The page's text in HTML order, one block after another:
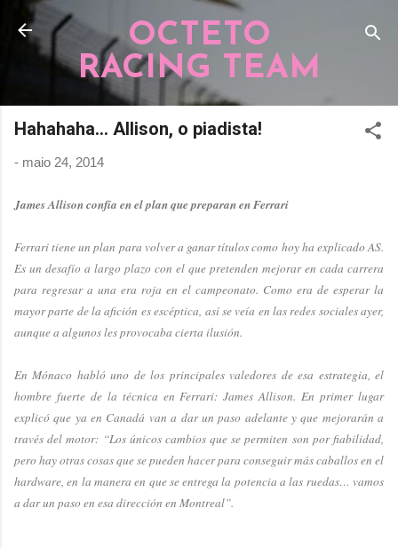
Pular para o conteúdo principal
OCTETO
RACING TEAM
Hahahaha... Allison, o piadista!
- maio 24, 2014
James Allison confía en el plan que preparan en Ferrari
Ferrari tiene un plan para volver a ganar títulos como hoy ha explicado AS.
Es un desafío a largo plazo con el que pretenden mejorar en cada carrera
para regresar a una era roja en el campeonato. Como era de esperar la
mayor parte de la afición es escéptica, así se veía en las redes sociales ayer,
aunque a algunos les provocaba cierta ilusión.
En Mónaco habló uno de los principales valedores de esa estrategia, el
hombre fuerte de la técnica en Ferrari: James Allison. En primer lugar
explicó que ya en Canadá van a dar un paso adelante y que mejorarán a
través del motor: “Los únicos cambios que se permiten son por fiabilidad,
pero hay otras cosas que se pueden hacer para conseguir más caballos en el
hardware, en la manera en que se entrega la potencia a las ruedas… vamos
a dar un paso en esa dirección en Montreal”.